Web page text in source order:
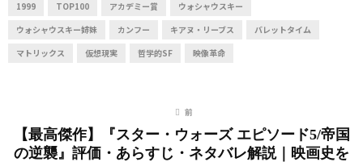
1999 TOP100 アカデミー賞
ウォシャウスキー
ウォシャウスキー姉妹
カンフー キアヌ・リーブス
バレットタイム
マトリックス
仮想現実 哲学的SF 映像革命
前
【最高傑作】『スター・ウォーズ エピソード5/帝国
の逆襲』評価・あらすじ・ネタバレ解説｜映画史を